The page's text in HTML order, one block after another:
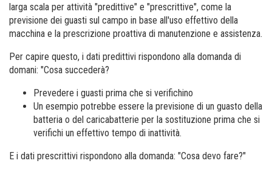
larga scala per attività "predittive" e "prescrittive", come la
previsione dei guasti sul campo in base all'uso effettivo della
macchina e la prescrizione proattiva di manutenzione e assistenza.
Per capire questo, i dati predittivi rispondono alla domanda di
domani: "Cosa succederà?
Prevedere i guasti prima che si verifichino
Un esempio potrebbe essere la previsione di un guasto della
batteria o del caricabatterie per la sostituzione prima che si
verifichi un effettivo tempo di inattività.
E i dati prescrittivi rispondono alla domanda: "Cosa devo fare?"